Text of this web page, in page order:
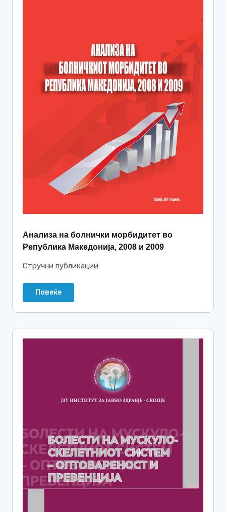
Анализа на болнички морбидитет во
Република Македонија, 2008 и 2009
Стручни публикации
Повеќе